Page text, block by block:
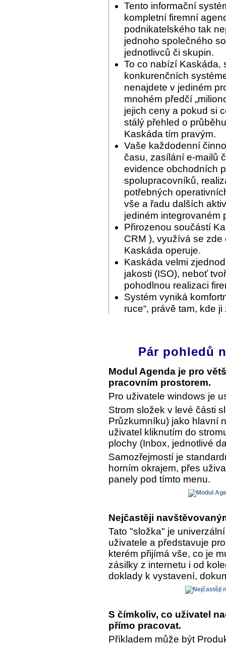
Tento informační
kompletní firemní
podnikatelského tak
jednoho společného
jednotlivců či skupin.
To co nabízí Kaskáda,
konkurenčních
nenajdete v jediném
mnohém předčí
jejich ceny a pokud si
stálý přehled o
Kaskáda tím pravým.
Vaše každodenní
času, zasílání e-mailů
evidence obchodních
spolupracovníků,
potřebných
vše a řadu dalších
jediném integrovaném
Přirozenou součástí
CRM ), využívá se
Kaskáda operuje.
Kaskáda velmi
jakosti (ISO), neboť
pohodlnou realizaci
Systém vyniká
ruce“, právě tam, kde
Pár pohledů
Modul Agenda je pro
pracovním prostorem.
Pro uživatele windows je
Strom složek v levé části
Průzkumníku) jako hlavní
uživatel kliknutím do
plochy (Inbox, jednotlivé
Samozřejmostí je
horním okrajem, přes
panely pod tímto menu.
Nejčastěji
Tato "složka" je
uživatele a představuje
kterém přijímá vše, co je
zásilky z internetu i od
doklady k vystavení,
S čímkoliv, co uživatel
přímo pracovat.
Příkladem může být